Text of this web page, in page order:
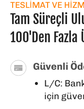
TESLIMAT VE
Tam Süreçli
100'den Fazla
Güvenli
L/C:
için